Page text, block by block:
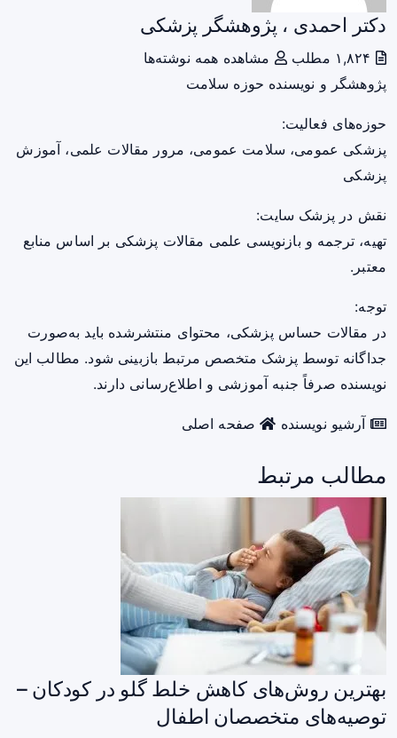
دکتر احمدی ، پژوهشگر پزشکی
مشاهده همه نوشته‌ها
پژوهشگر و نویسنده حوزه سلامت
حوزه‌های فعالیت:
پزشکی عمومی، سلامت عمومی، مرور مقالات علمی، آموزش
پزشکی
نقش در پزشک سایت:
تهیه، ترجمه و بازنویسی علمی مقالات پزشکی بر اساس منابع
معتبر.
توجه:
در مقالات حساس پزشکی، محتوای منتشرشده باید به‌صورت
جداگانه توسط پزشک متخصص مرتبط بازبینی شود. مطالب این
نویسنده صرفاً جنبه آموزشی و اطلاع‌رسانی دارند.
آرشیو نویسنده صفحه اصلی
مطالب مرتبط
بهترین روش‌های کاهش خلط گلو در کودکان –
توصیه‌های متخصصان اطفال